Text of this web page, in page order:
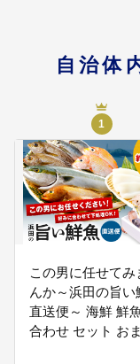
05
自治体
1
この男に任せてみ
んか～浜田の旨い
直送便～ 海鮮 鮮
合わせ セット お